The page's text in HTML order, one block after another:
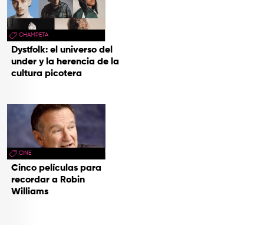
CHAMPETA
Dystfolk: el universo del
under y la herencia de la
cultura picotera
CINE
Cinco películas para
recordar a Robin
Williams